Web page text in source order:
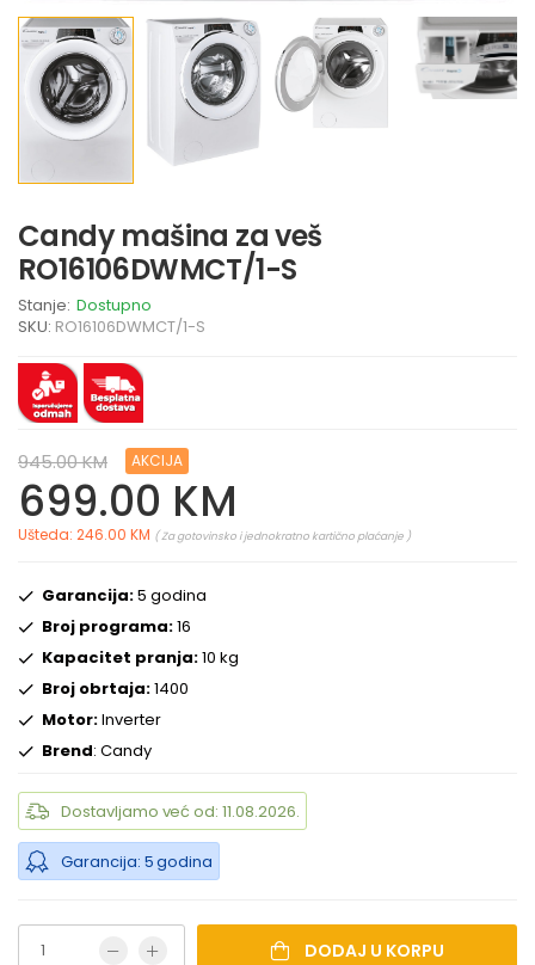
Candy mašina za veš
RO16106DWMCT/1-S
Stanje: Dostupno
SKU: RO16106DWMCT/1-S
945.00 KM AKCIJA
699.00 KM
Ušteda: 246.00 KM ( Za gotovinsko i jednokratno kartično plaćanje )
Garancija:5 godina
Broj programa:16
Kapacitet pranja:10 kg
Broj obrtaja:1400
Motor:Inverter
Brend: Candy
Dostavljamo već od: 11.08.2026.
Garancija: 5 godina
DODAJ U KORPU